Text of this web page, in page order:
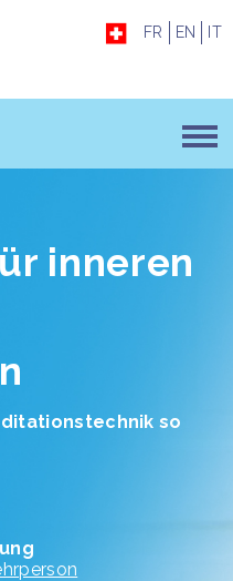
FR EN IT
inneren
so